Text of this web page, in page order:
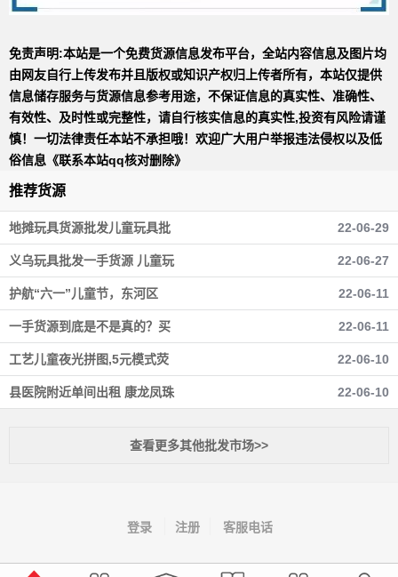
免责声明:本站是一个免费货源信息发布平台，全站内容信息及图片均
由网友自行上传发布并且版权或知识产权归上传者所有，本站仅提供
信息储存服务与货源信息参考用途，不保证信息的真实性、准确性、
有效性、及时性或完整性，请自行核实信息的真实性,投资有风险请谨
慎！一切法律责任本站不承担哦！欢迎广大用户举报违法侵权以及低
俗信息《联系本站qq核对删除》
推荐货源
地摊玩具货源批发儿童玩具批 22-06-29
义乌玩具批发一手货源 儿童玩 22-06-27
护航“六一”儿童节，东河区 22-06-11
一手货源到底是不是真的？买 22-06-11
工艺儿童夜光拼图,5元模式荧 22-06-10
县医院附近单间出租 康龙凤珠 22-06-10
查看更多其他批发市场>>
登录 注册 客服电话